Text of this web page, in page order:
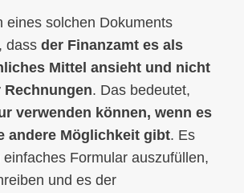
eines solchen Dokuments
dass der Finanzamt es als
Mittel ansieht und nicht
. Das bedeutet,
verwenden können, wenn es
andere Möglichkeit gibt. Es
Formular auszufüllen,
und es der